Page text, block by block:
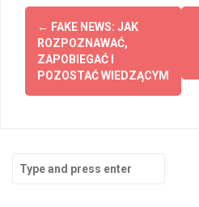
Post
navigation
← FAKE NEWS: JAK
ROZPOZNAWAĆ,
ZAPOBIEGAĆ I
POZOSTAĆ WIEDZĄCYM
for: